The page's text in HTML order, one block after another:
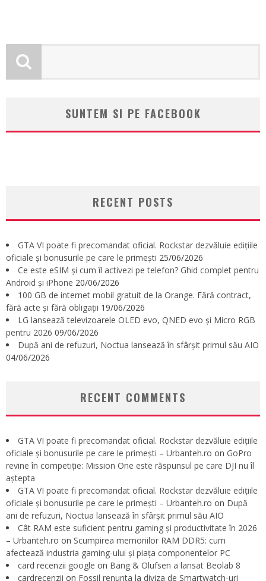
SUNTEM SI PE FACEBOOK
RECENT POSTS
GTA VI poate fi precomandat oficial. Rockstar dezvăluie edițiile
oficiale și bonusurile pe care le primești 25/06/2026
Ce este eSIM și cum îl activezi pe telefon? Ghid complet pentru
Android și iPhone 20/06/2026
100 GB de internet mobil gratuit de la Orange. Fără contract,
fără acte și fără obligații 19/06/2026
LG lansează televizoarele OLED evo, QNED evo și Micro RGB
pentru 2026 09/06/2026
După ani de refuzuri, Noctua lansează în sfârșit primul său AIO
04/06/2026
RECENT COMMENTS
GTA VI poate fi precomandat oficial. Rockstar dezvăluie edițiile
oficiale și bonusurile pe care le primești – Urbanteh.ro on GoPro
revine în competiție: Mission One este răspunsul pe care DJI nu îl
aștepta
GTA VI poate fi precomandat oficial. Rockstar dezvăluie edițiile
oficiale și bonusurile pe care le primești – Urbanteh.ro on După
ani de refuzuri, Noctua lansează în sfârșit primul său AIO
Cât RAM este suficient pentru gaming și productivitate în 2026
– Urbanteh.ro on Scumpirea memoriilor RAM DDR5: cum
afectează industria gaming-ului și piața componentelor PC
card recenzii google on Bang & Olufsen a lansat Beolab 8
cardrecenzii on Fossil renunta la diviza de Smartwatch-uri